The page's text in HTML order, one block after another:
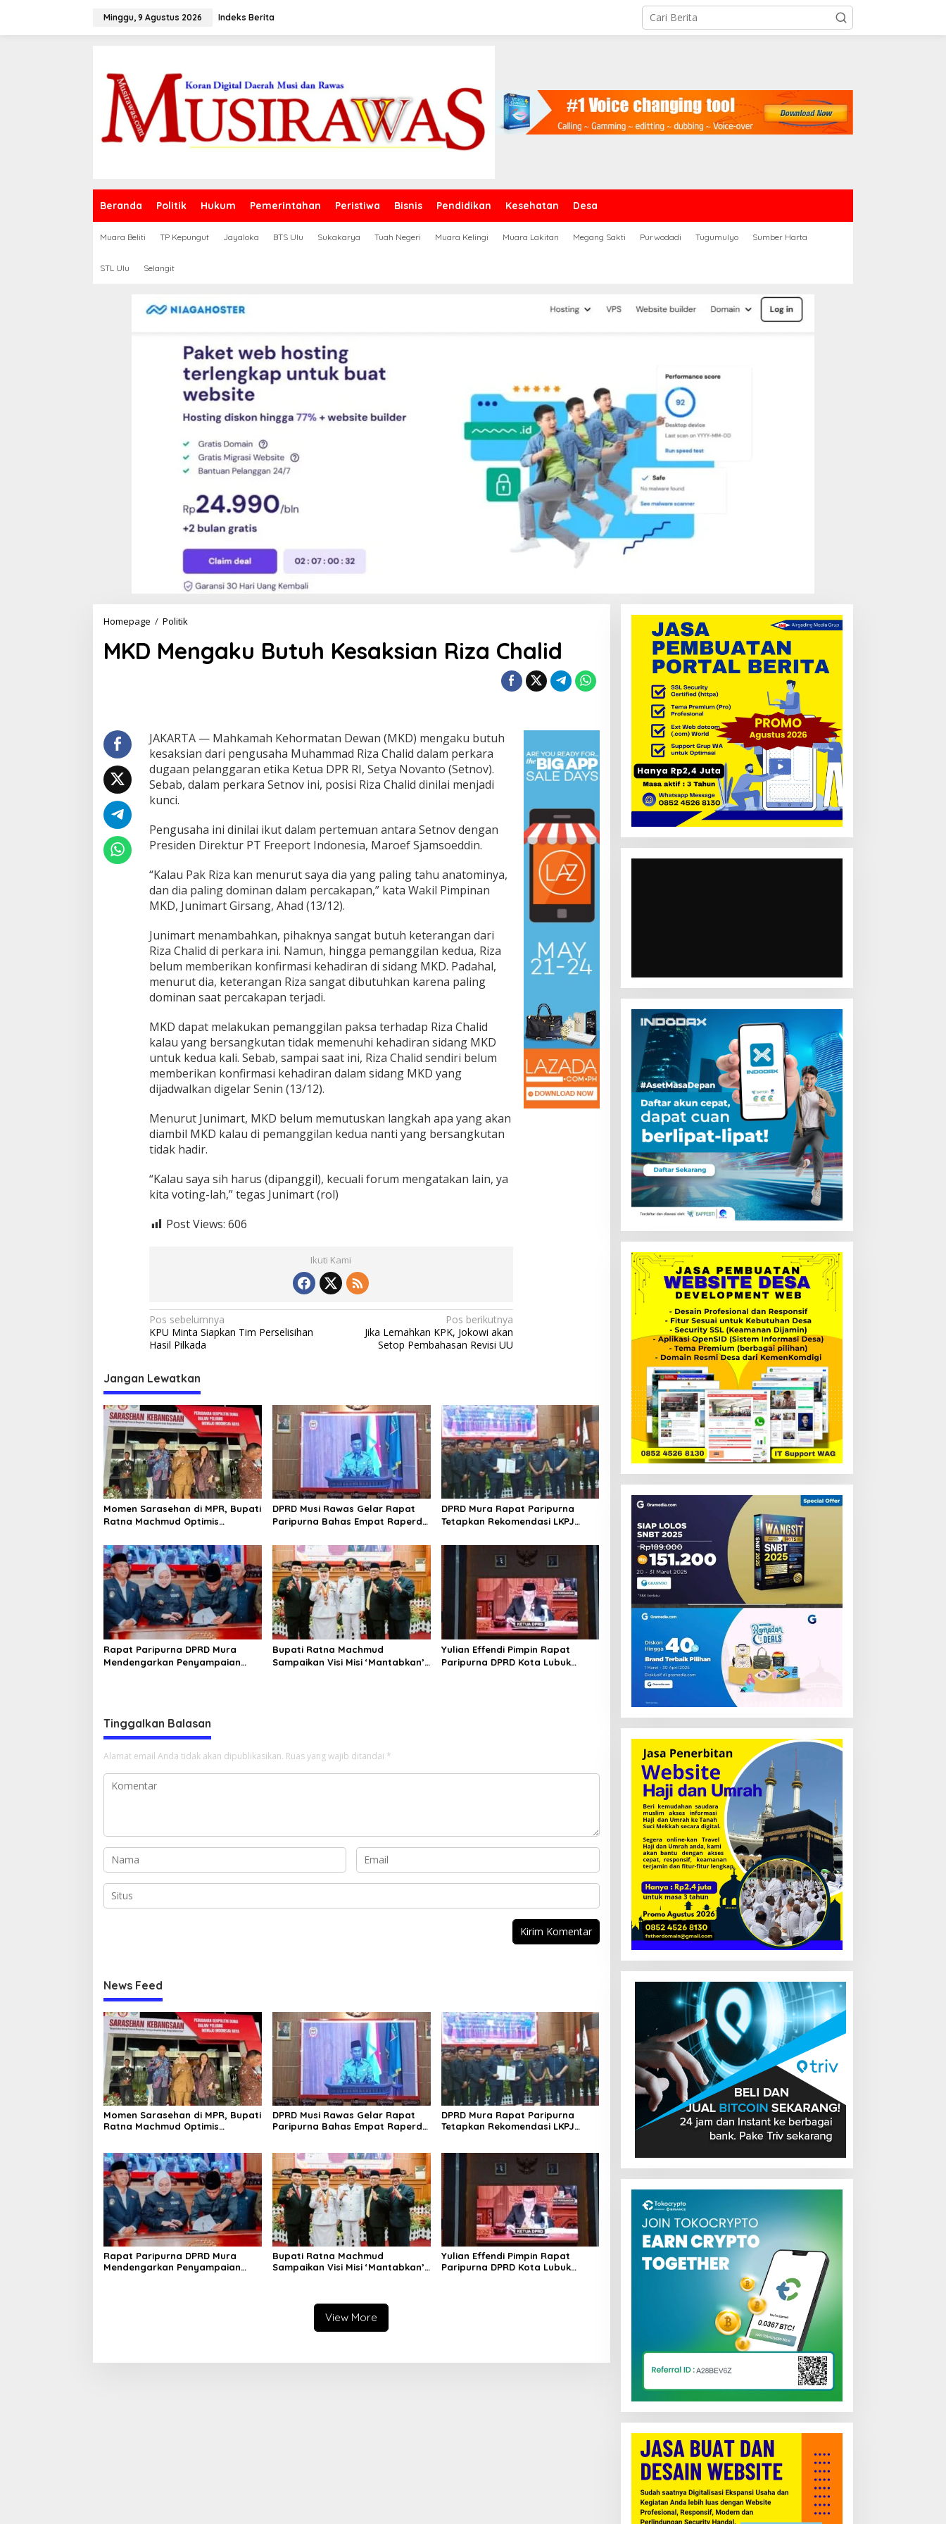
Minggu, 9 Agustus 2026 Indeks Berita
Beranda Politik Hukum Pemerintahan Peristiwa Bisnis Pendidikan Kesehatan Desa
Muara Beliti TP Kepungut Jayaloka BTS Ulu Sukakarya Tuah Negeri Muara Kelingi Muara Lakitan Megang Sakti Purwodadi Tugumulyo Sumber Harta
STL Ulu Selangit
Homepage / Politik
D
M
u
u
t
u
s
a
s
a
n
i
z
a
C
h
a
i
d
MKD Mengaku Butuh Kesaksian Riza Chalid
JAKARTA — Mahkamah Kehormatan Dewan (MKD) mengaku butuh
kesaksian dari pengusaha Muhammad Riza Chalid dalam perkara
dugaan pelanggaran etika Ketua DPR RI, Setya Novanto (Setnov).
Sebab, dalam perkara Setnov ini, posisi Riza Chalid dinilai menjadi
kunci.
Pengusaha ini dinilai ikut dalam pertemuan antara Setnov dengan
Presiden Direktur PT Freeport Indonesia, Maroef Sjamsoeddin.
“Kalau Pak Riza kan menurut saya dia yang paling tahu anatominya,
dan dia paling dominan dalam percakapan,” kata Wakil Pimpinan
MKD, Junimart Girsang, Ahad (13/12).
Junimart menambahkan, pihaknya sangat butuh keterangan dari
Riza Chalid di perkara ini. Namun, hingga pemanggilan kedua, Riza
belum memberikan konfirmasi kehadiran di sidang MKD. Padahal,
menurut dia, keterangan Riza sangat dibutuhkan karena paling
dominan saat percakapan terjadi.
MKD dapat melakukan pemanggilan paksa terhadap Riza Chalid
kalau yang bersangkutan tidak memenuhi kehadiran sidang MKD
untuk kedua kali. Sebab, sampai saat ini, Riza Chalid sendiri belum
memberikan konfirmasi kehadiran dalam sidang MKD yang
dijadwalkan digelar Senin (13/12).
Menurut Junimart, MKD belum memutuskan langkah apa yang akan
diambil MKD kalau di pemanggilan kedua nanti yang bersangkutan
tidak hadir.
“Kalau saya sih harus (dipanggil), kecuali forum mengatakan lain, ya
kita voting-lah,” tegas Junimart (rol)
Post Views: 606
Ikuti Kami
N
a
i
g
a
s
i
p
o
s
Pos sebelumnya
KPU Minta Siapkan Tim Perselisihan
Hasil Pilkada
Pos berikutnya
Jika Lemahkan KPK, Jokowi akan
Setop Pembahasan Revisi UU
Jangan Lewatkan
Momen Sarasehan di MPR, Bupati
Ratna Machmud Optimis
Masalah Geopolitik Global
DPRD Musi Rawas Gelar Rapat
Paripurna Bahas Empat Raperda
DPRD Mura Rapat Paripurna
Tetapkan Rekomendasi LKPJ
Publik dan Penguatan Ekonomi
Daerah
Rapat Paripurna DPRD Mura
Mendengarkan Penyampaian
Bupati Ratna Machmud
Sampaikan Visi Misi ‘Mantabkan’
Yulian Effendi Pimpin Rapat
Paripurna DPRD Kota Lubuk
Tinggalkan Balasan
Alamat email Anda tidak akan dipublikasikan. Ruas yang wajib ditandai *
News Feed
Momen Sarasehan di MPR, Bupati
Ratna Machmud Optimis
DPRD Musi Rawas Gelar Rapat
Paripurna Bahas Empat Raperda
DPRD Mura Rapat Paripurna
Tetapkan Rekomendasi LKPJ
Daerah
Rapat Paripurna DPRD Mura
Mendengarkan Penyampaian
Bupati Ratna Machmud
Sampaikan Visi Misi ‘Mantabkan’
Yulian Effendi Pimpin Rapat
Paripurna DPRD Kota Lubuk
View More